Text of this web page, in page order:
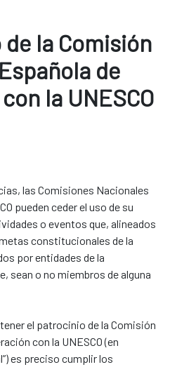
la Comisión
de
la UNESCO
las Comisiones Nacionales
pueden ceder el uso de su
o eventos que, alineados
constitucionales de la
por entidades de la
sean o no miembros de alguna
el patrocinio de la Comisión
con la UNESCO (en
es preciso cumplir los